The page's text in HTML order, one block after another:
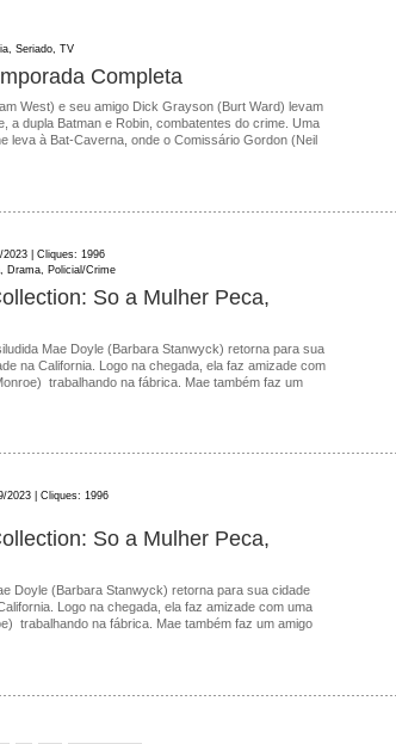
Seriado, TV
Completa
West) e seu amigo Dick Grayson (Burt Ward) levam
a dupla Batman e Robin, combatentes do crime. Uma
leva à Bat-Caverna, onde o Comissário Gordon (Neil
| Cliques: 1996
Drama, Policial/Crime
So a Mulher Peca,
Mae Doyle (Barbara Stanwyck) retorna para sua
na California. Logo na chegada, ela faz amizade com
trabalhando na fábrica. Mae também faz um
2023 | Cliques: 1996
So a Mulher Peca,
Doyle (Barbara Stanwyck) retorna para sua cidade
Logo na chegada, ela faz amizade com uma
trabalhando na fábrica. Mae também faz um amigo